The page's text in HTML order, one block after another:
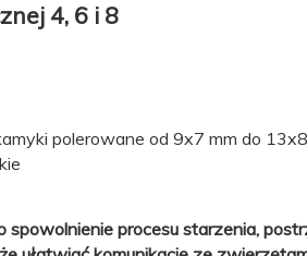
4, 6 i 8
polerowane od 9x7 mm do
procesu starzenia,